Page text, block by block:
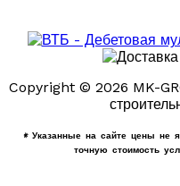
Copyright © 2026 MK-
* Указанные на сайте цены не
точную стоимость